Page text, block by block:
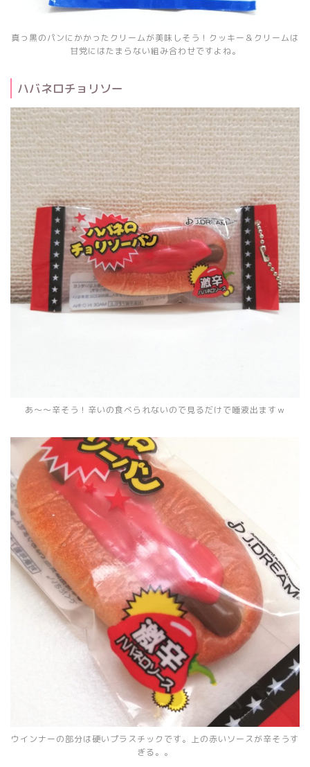
真っ黒のパンにかかったクリームが美味しそう！クッキー＆クリームは
甘党にはたまらない組み合わせですよね。
ハバネロチョリソー
あ～～辛そう！辛いの食べられないので見るだけで唾液出ますｗ
ウインナーの部分は硬いプラスチックです。上の赤いソースが辛そうす
ぎる。。